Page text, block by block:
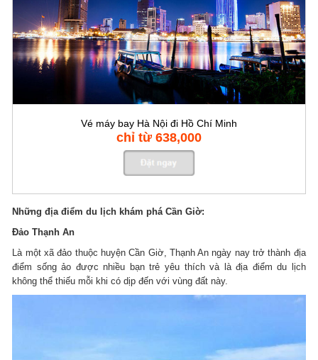
Vé máy bay Hà Nội đi Hồ Chí Minh
chỉ từ 638,000
Những địa điểm du lịch khám phá Cần Giờ:
Đảo Thạnh An
Là một xã đảo thuộc huyện Cần Giờ, Thạnh An ngày nay trở thành địa
điểm sống ảo được nhiều bạn trẻ yêu thích và là địa điểm du lịch
không thể thiếu mỗi khi có dịp đến với vùng đất này.